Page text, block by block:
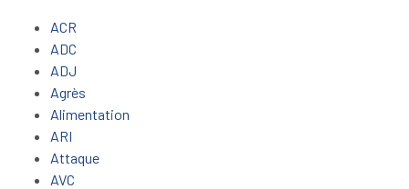
ACR
ADC
ADJ
Agrès
Alimentation
ARI
Attaque
AVC